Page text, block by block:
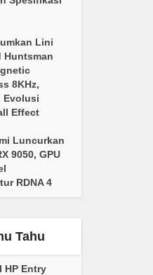
Lini
Huntsman
8KHz,
Evolusi
Effect
Luncurkan
9050, GPU
RDNA 4
Tahu
HP Entry